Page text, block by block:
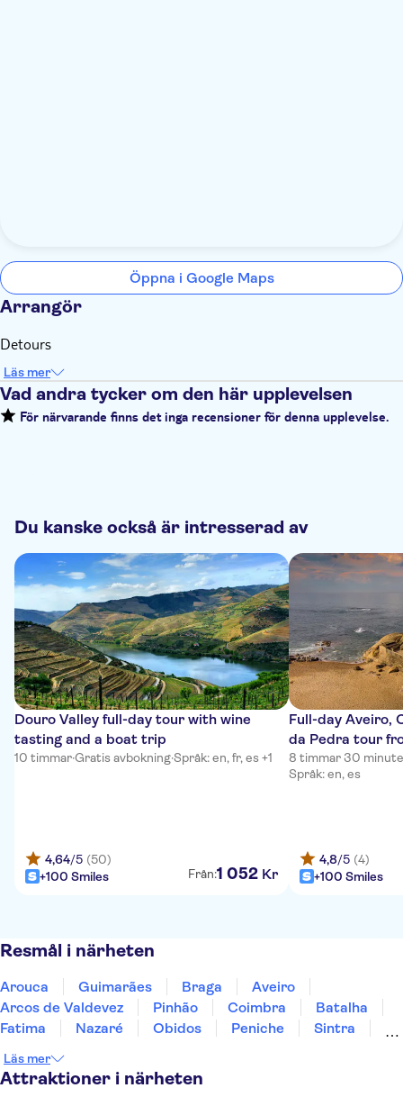
Öppna i Google Maps
Arrangör
Detours
Läs mer
Vad andra tycker om den här upplevelsen
För närvarande finns det inga recensioner för denna upplevelse.
Du kanske också är intresserad av
Douro Valley full-day tour with wine
tasting and a boat trip
10 timmar·Gratis avbokning·Språk: en, fr, es +1
4,64/5 (50)
+100 Smiles
Från:1 052 Kr
Full-day Aveiro,
da Pedra tour
8 timmar 30
Språk: en, es
4,8/5 (4)
+100 Smiles
Resmål i närheten
Arouca Guimarães Braga
Aveiro
Arcos de Valdevez
Pinhão Coimbra
Batalha
Fatima
Nazaré Obidos Peniche
Sintra
Läs mer
Attraktioner i närheten